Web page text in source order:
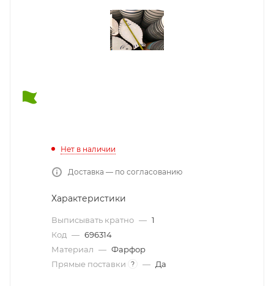
Нет в наличии
Доставка — по согласованию
Характеристики
Выписывать кратно — 1
Код — 696314
Материал — Фарфор
Прямые поставки
? — Да